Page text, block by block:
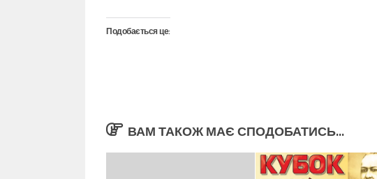
Подобається це:
ВАМ ТАКОЖ МАЄ СПОДОБАТИСЬ...